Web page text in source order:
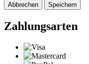
Abbrechen Speichern
Zahlungsarten